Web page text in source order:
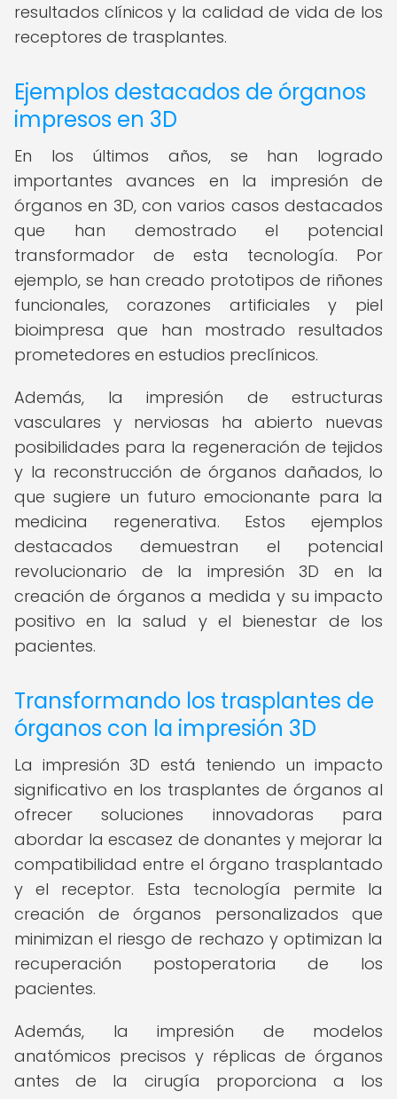
resultados clínicos y la calidad de vida de los
receptores de trasplantes.
Ejemplos destacados de órganos
impresos en 3D
En los últimos años, se han logrado
importantes avances en la impresión de
órganos en 3D, con varios casos destacados
que han demostrado el potencial
transformador de esta tecnología. Por
ejemplo, se han creado prototipos de riñones
funcionales, corazones artificiales y piel
bioimpresa que han mostrado resultados
prometedores en estudios preclínicos.
Además, la impresión de estructuras
vasculares y nerviosas ha abierto nuevas
posibilidades para la regeneración de tejidos
y la reconstrucción de órganos dañados, lo
que sugiere un futuro emocionante para la
medicina regenerativa. Estos ejemplos
destacados demuestran el potencial
revolucionario de la impresión 3D en la
creación de órganos a medida y su impacto
positivo en la salud y el bienestar de los
pacientes.
Transformando los trasplantes de
órganos con la impresión 3D
La impresión 3D está teniendo un impacto
significativo en los trasplantes de órganos al
ofrecer soluciones innovadoras para
abordar la escasez de donantes y mejorar la
compatibilidad entre el órgano trasplantado
y el receptor. Esta tecnología permite la
creación de órganos personalizados que
minimizan el riesgo de rechazo y optimizan la
recuperación postoperatoria de los
pacientes.
Además, la impresión de modelos
anatómicos precisos y réplicas de órganos
antes de la cirugía proporciona a los